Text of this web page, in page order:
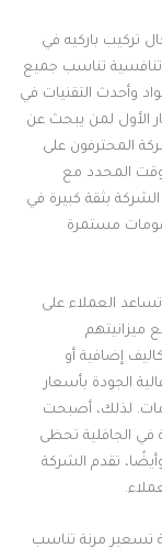
تركيب باركيه في
تنافسية تناسب جميع
وأحدث التقنيات في
الأول لمن يبحث عن
المحترفون على
المحدد مع
بثقة كبيرة في
مستمرة
العملاء على
ميزانيتهم
إضافية أو
الجودة بأسعار
لذلك، أصبحت
الجافلية تحظى
تقدم الشركة
تسعير مرنة تناسب